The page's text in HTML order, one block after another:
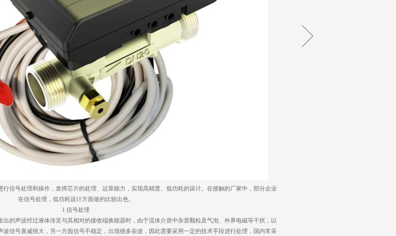
信号处理和操作，发挥芯片的处理、运算能力，实现高精度、低功耗的设计。在接触的厂家中，部分企业
在信号处理，低功耗设计方面做的比较出色。
1.信号处理
的声波经过液体传至与其相对的接收端换能器时，由于流体介质中杂质颗粒及气泡、外界电磁等干扰，以
信号衰减很大，另一方面信号不稳定，出现很多杂波，因此需要采用一定的技术手段进行处理，国内常采